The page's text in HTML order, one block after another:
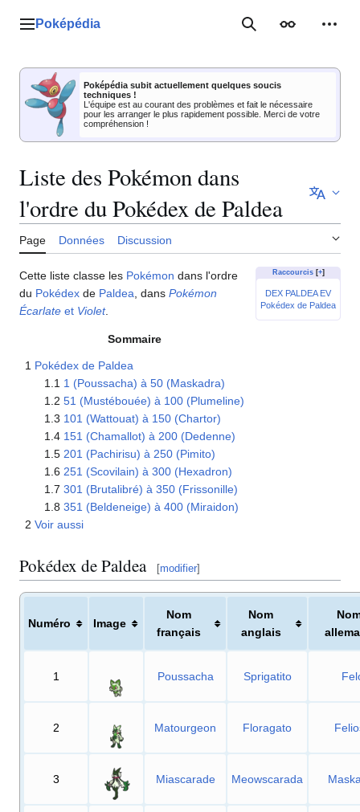
Menu principal
Poképédia RechercherApparence
Poképédia subit actuellement quelques soucis
techniques !
L'équipe est au courant des problèmes et fait le nécessaire
pour les arranger le plus rapidement possible. Merci de votre
compréhension !
Liste des Pokémon dans
l'ordre du Pokédex de Paldea
Page Données Discussion
Raccourcis [+]
DEX PALDEA EV
Pokédex de Paldea
Cette liste classe les Pokémon dans l'ordre
du Pokédex de Paldea , dans Pokémon
Écarlate et Violet.
Sommaire
1 Pokédex de Paldea
1.1 1 (Poussacha) à 50 (Maskadra)
1.2 51 (Mustébouée) à 100 (Plumeline)
1.3 101 (Wattouat) à 150 (Chartor)
1.4 151 (Chamallot) à 200 (Dedenne)
1.5 201 (Pachirisu) à 250 (Pimito)
1.6 251 (Scovilain) à 300 (Hexadron)
1.7 301 (Brutalibré) à 350 (Frissonille)
1.8 351 (Beldeneige) à 400 (Miraidon)
2 Voir aussi
Pokédex de Paldea [modifier]
Numéro Image
Nom
français
Nom
anglais
1 Poussacha Sprigatito
2 Matourgeon Floragato
3 Miascarade Meowscarada